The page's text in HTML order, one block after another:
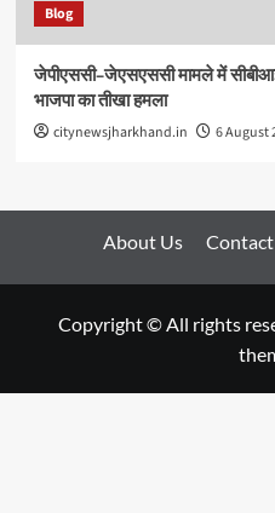
Blog
जेपीएससी–जेएसएससी मामले में
भाजपा का तीखा हमला
citynewsjharkhand.in 6 August
About Us
Copyright © All rights